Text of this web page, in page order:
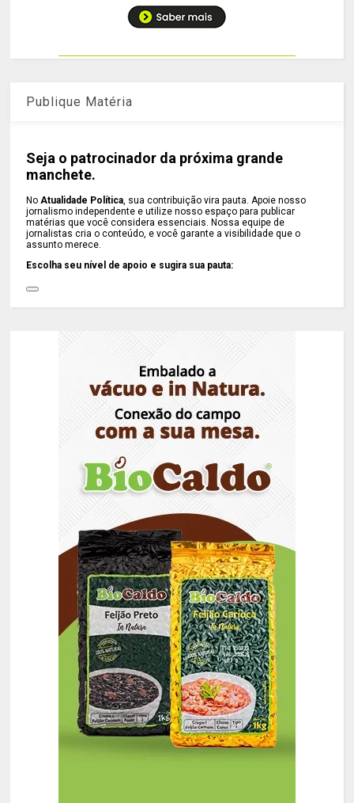
Publique Matéria
Seja o patrocinador da próxima grande
manchete.
NoAtualidade Política, sua contribuição vira pauta. Apoie nosso
jornalismo independente e utilize nosso espaço para publicar
matérias que você considera essenciais. Nossa equipe de
jornalistas cria o conteúdo, e você garante a visibilidade que o
assunto merece.
Escolha seu nível de apoio e sugira sua pauta: